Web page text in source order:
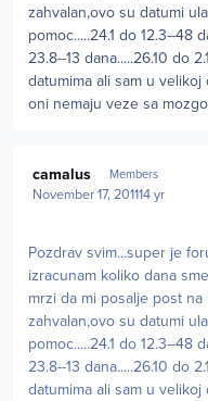
zahvalan,ovo su datumi
pomoc.....24.1 do 12.3--48
23.8--13 dana.....26.10 do
datumima ali sam u velikoj
oni nemaju veze sa
camalus Members
November 17, 201114 yr
Pozdrav svim...super je
izracunam koliko dana
mrzi da mi posalje post
zahvalan,ovo su datumi
pomoc.....24.1 do 12.3--48
23.8--13 dana.....26.10 do
datumima ali sam u velikoj